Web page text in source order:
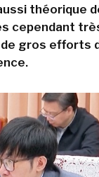
théorique
cependant
gros efforts